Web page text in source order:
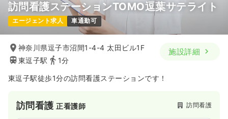
訪問看護ステーションTOMO逗葉サテライト
エージェント求人 車通勤可
神奈川県逗子市沼間1-4-4 太田ビル1F
東逗子駅
1分
施設詳細
東逗子駅徒歩1分の訪問看護ステーションです！
訪問看護正看護師 訪問看護